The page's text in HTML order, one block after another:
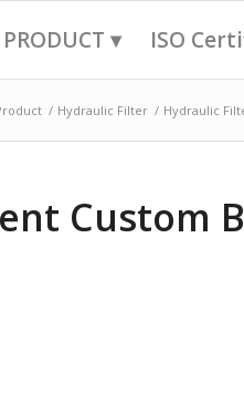
PRODUCT ▾ ISO
/ Hydraulic Filter / Hydraulic
Custom